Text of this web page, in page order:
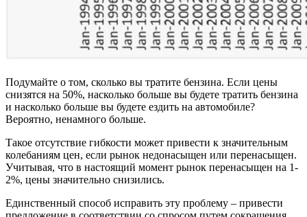
Подумайте о том, сколько вы тратите бензина. Если цены
снизятся на 50%, насколько больше вы будете тратить бензина
и насколько больше вы будете ездить на автомобиле?
Вероятно, ненамного больше.
Такое отсутствие гибкости может привести к значительным
колебаниям цен, если рынок недонасыщен или перенасыщен.
Учитывая, что в настоящий момент рынок перенасыщен на 1-
2%, цены значительно снизились.
Единственный способ исправить эту проблему – привести